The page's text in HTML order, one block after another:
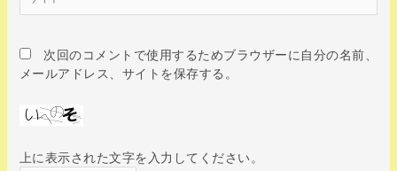
次回のコメントで使用するためブラウザーに自分の名前、
メールアドレス、サイトを保存する。
上に表示された文字を入力してください。